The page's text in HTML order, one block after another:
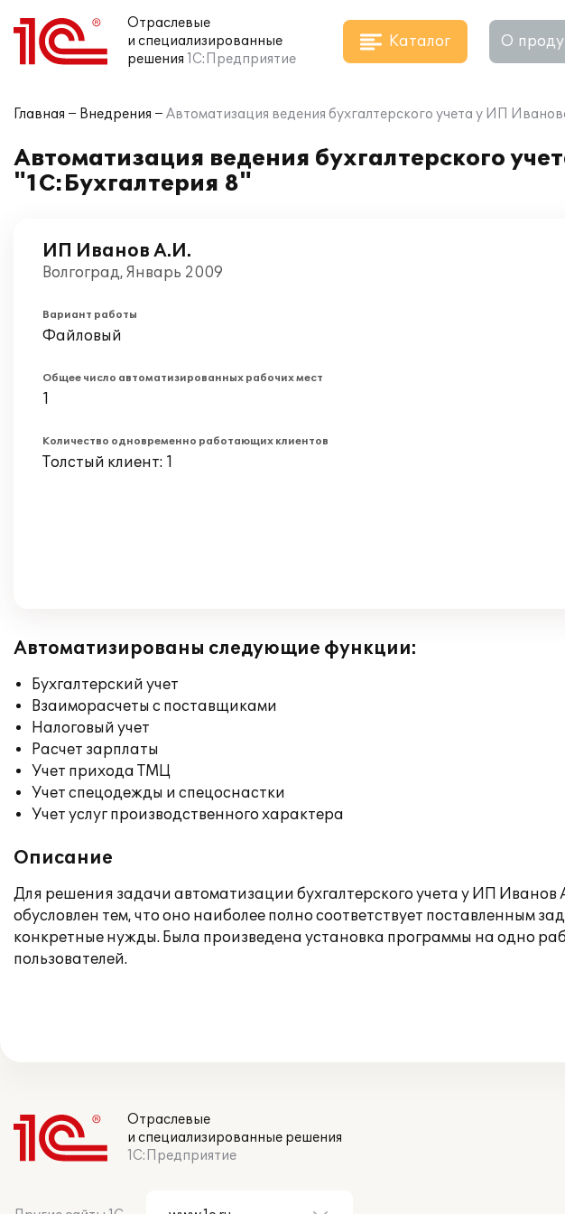
Отраслевые
и специализированные
решения 1С:Предприятие
Каталог О
Главная Внедрения Автоматизация ведения бухгалтерского учета у ИП
Автоматизация ведения бухгалтерского
"1С:Бухгалтерия 8"
ИП Иванов А.И.
Волгоград, Январь 2009
Вариант работы
Файловый
Общее число автоматизированных рабочих мест
1
Количество одновременно работающих клиентов
Толстый клиент: 1
Автоматизированы следующие функции:
Бухгалтерский учет
Взаиморасчеты с поставщиками
Налоговый учет
Расчет зарплаты
Учет прихода ТМЦ
Учет спецодежды и спецоснастки
Учет услуг производственного характера
Описание
Для решения задачи автоматизации бухгалтерского учета у ИП
обусловлен тем, что оно наиболее полно соответствует поставленным
конкретные нужды. Была произведена установка программы на одно
пользователей.
Отраслевые
и специализированные решения
1С:Предприятие